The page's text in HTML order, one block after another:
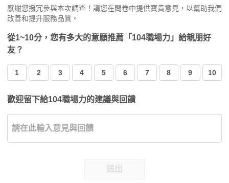
感謝您撥冗參與本次調查！請您在問卷中提供寶貴意見，以幫助我們
改善和提升服務品質。
從1~10分，您有多大的意願推薦「104職場力」給親朋好
友？
1 2 3 4 5 6 7 8 9 10
歡迎留下給104職場力的建議與回饋
送出